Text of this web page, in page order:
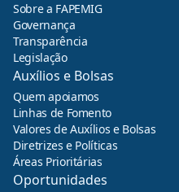
Sobre a FAPEMIG
Governança
Transparência
Legislação
Auxílios e Bolsas
Quem apoiamos
Linhas de Fomento
Valores de Auxílios e Bolsas
Diretrizes e Políticas
Áreas Prioritárias
Oportunidades